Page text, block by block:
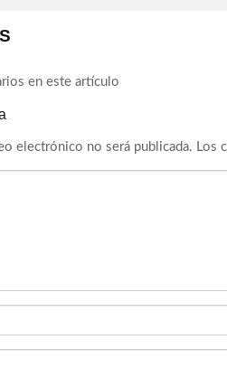
en este artículo
electrónico no será publicada. Los